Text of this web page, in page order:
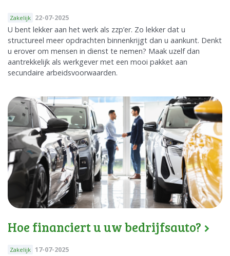
Zakelijk 22-07-2025
U bent lekker aan het werk als zzp’er. Zo lekker dat u
structureel meer opdrachten binnenkrijgt dan u aankunt. Denkt
u erover om mensen in dienst te nemen? Maak uzelf dan
aantrekkelijk als werkgever met een mooi pakket aan
secundaire arbeidsvoorwaarden.
Hoe financiert u uw bedrijfsauto?
Zakelijk 17-07-2025